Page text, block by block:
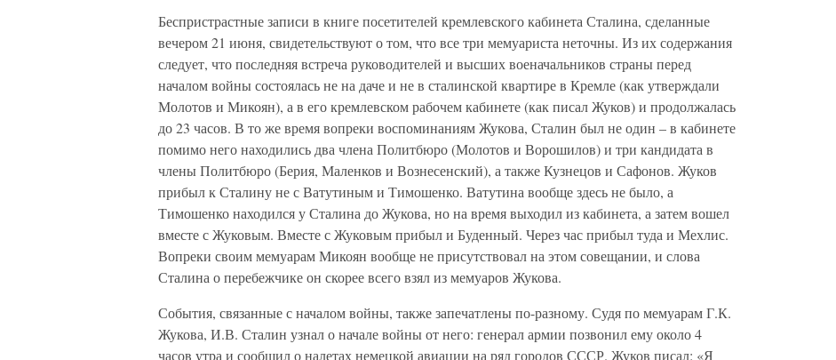
Беспристрастные записи в книге посетителей кремлевского кабинета Сталина, сделанные
вечером 21 июня, свидетельствуют о том, что все три мемуариста неточны. Из их содержания
следует, что последняя встреча руководителей и высших военачальников страны перед
началом войны состоялась не на даче и не в сталинской квартире в Кремле (как утверждали
Молотов и Микоян), а в его кремлевском рабочем кабинете (как писал Жуков) и продолжалась
до 23 часов. В то же время вопреки воспоминаниям Жукова, Сталин был не один – в кабинете
помимо него находились два члена Политбюро (Молотов и Ворошилов) и три кандидата в
члены Политбюро (Берия, Маленков и Вознесенский), а также Кузнецов и Сафонов. Жуков
прибыл к Сталину не с Ватутиным и Тимошенко. Ватутина вообще здесь не было, а
Тимошенко находился у Сталина до Жукова, но на время выходил из кабинета, а затем вошел
вместе с Жуковым. Вместе с Жуковым прибыл и Буденный. Через час прибыл туда и Мехлис.
Вопреки своим мемуарам Микоян вообще не присутствовал на этом совещании, и слова
Сталина о перебежчике он скорее всего взял из мемуаров Жукова.
События, связанные с началом войны, также запечатлены по-разному. Судя по мемуарам Г.К.
Жукова, И.В. Сталин узнал о начале войны от него: генерал армии позвонил ему около 4
часов утра и сообщил о налетах немецкой авиации на ряд городов СССР. Жуков писал: «Я